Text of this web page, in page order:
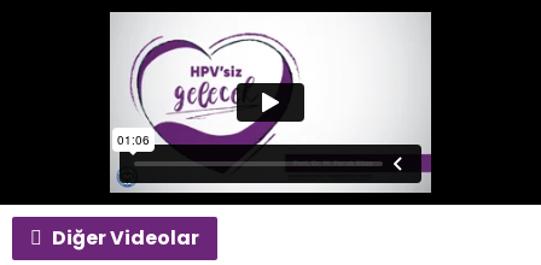
Diğer Videolar